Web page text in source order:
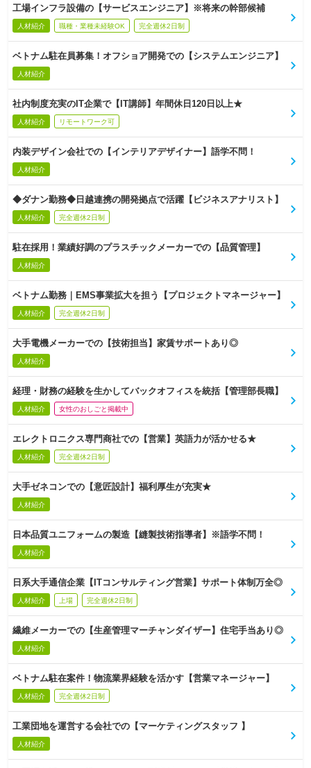
工場インフラ設備の【サービスエンジニア】※将来の幹部候補
人材紹介 職種・業種未経験OK 完全週休2日制
ベトナム駐在員募集！オフショア開発での【システムエンジニア】
人材紹介
社内制度充実のIT企業で【IT講師】年間休日120日以上★
人材紹介 リモートワーク可
内装デザイン会社での【インテリアデザイナー】語学不問！
人材紹介
◆ダナン勤務◆日越連携の開発拠点で活躍【ビジネスアナリスト】
人材紹介 完全週休2日制
駐在採用！業績好調のプラスチックメーカーでの【品質管理】
人材紹介
ベトナム勤務｜EMS事業拡大を担う【プロジェクトマネージャー】
人材紹介 完全週休2日制
大手電機メーカーでの【技術担当】家賃サポートあり◎
人材紹介
経理・財務の経験を生かしてバックオフィスを統括【管理部長職】
人材紹介 女性のおしごと掲載中
エレクトロニクス専門商社での【営業】英語力が活かせる★
人材紹介 完全週休2日制
大手ゼネコンでの【意匠設計】福利厚生が充実★
人材紹介
日本品質ユニフォームの製造【縫製技術指導者】※語学不問！
人材紹介
日系大手通信企業【ITコンサルティング営業】サポート体制万全◎
人材紹介 上場 完全週休2日制
繊維メーカーでの【生産管理マーチャンダイザー】住宅手当あり◎
人材紹介
ベトナム駐在案件！物流業界経験を活かす【営業マネージャー】
人材紹介 完全週休2日制
工業団地を運営する会社での【マーケティングスタッフ 】
人材紹介